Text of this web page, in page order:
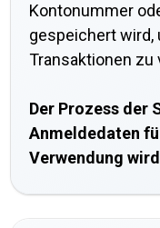
Kontonummer
gespeichert
Transaktionen zu
Der Prozess der
Anmeldedaten
Verwendung